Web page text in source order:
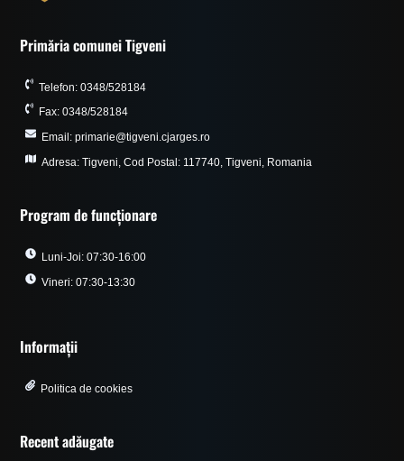
Primăria comunei Tigveni
Telefon: 0348/528184
Fax: 0348/528184
Email: primarie@tigveni.cjarges.ro
Adresa: Tigveni, Cod Postal: 117740, Tigveni, Romania
Program de funcționare
Luni-Joi: 07:30-16:00
Vineri: 07:30-13:30
Informații
Politica de cookies
Recent adăugate